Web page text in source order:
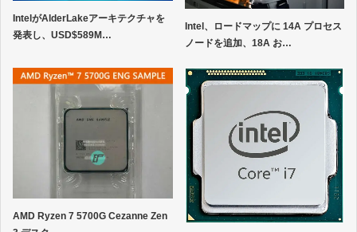
IntelがAlderLakeアーキテクチャを
発表し、USD$589M…
Intel、ロードマップに 14A プロセス
ノードを追加、18A お…
AMD Ryzen 7 5700G Cezanne Zen